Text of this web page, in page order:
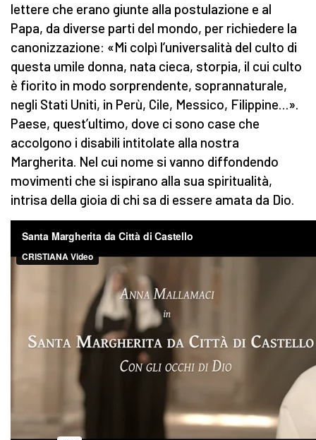
lettere che erano giunte alla postulazione e al
Papa, da diverse parti del mondo, per richiedere la
canonizzazione: «Mi colpì l’universalità del culto di
questa umile donna, nata cieca, storpia, il cui culto
è fiorito in modo sorprendente, soprannaturale,
negli Stati Uniti, in Perù, Cile, Messico, Filippine…».
Paese, quest’ultimo, dove ci sono case che
accolgono i disabili intitolate alla nostra
Margherita. Nel cui nome si vanno diffondendo
movimenti che si ispirano alla sua spiritualità,
intrisa della gioia di chi sa di essere amata da Dio.